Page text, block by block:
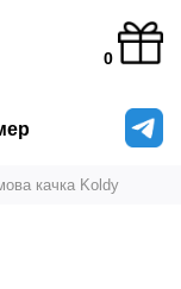
0
качка Koldy